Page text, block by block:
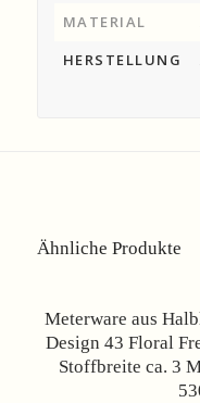
MATERIAL
HERSTELLUNG
Ähnliche Produkte
Meterware aus
Design 43 Floral
Stoffbreite ca. 3